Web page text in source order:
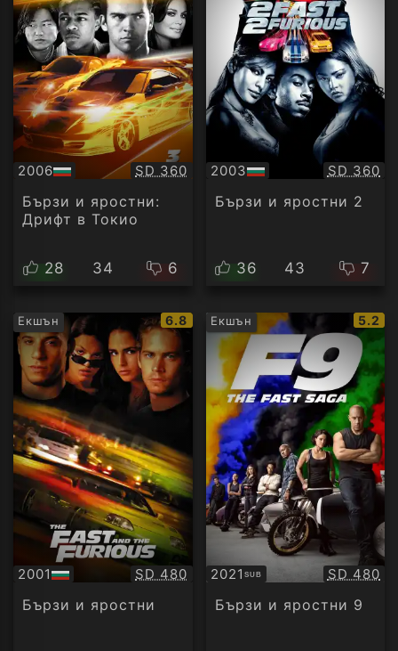
2006
БГ
аудио
Качество:
SD 360
Бързи и яростни:
Дрифт в Токио
28 34 6
2003
БГ
аудио
SD 360
Бързи и яростни 2
36 43 7
Екшън
IMDb
рейтинг:
6.8
2001
БГ
аудио
Качество:
SD 480
Бързи и яростни
Екшън
IMDb
5.2
2021 SUB
Субтитри SD 480
Бързи и яростни 9